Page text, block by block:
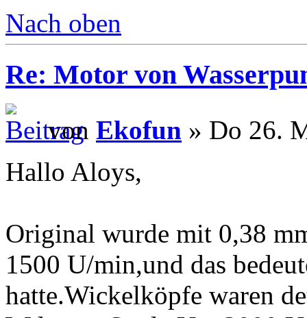
Nach oben
Re: Motor von
von Ekofun » Do 26.
Hallo Aloys,
Original wurde mit 0,38
1500 U/min,und das
hatte.Wickelköpfe waren